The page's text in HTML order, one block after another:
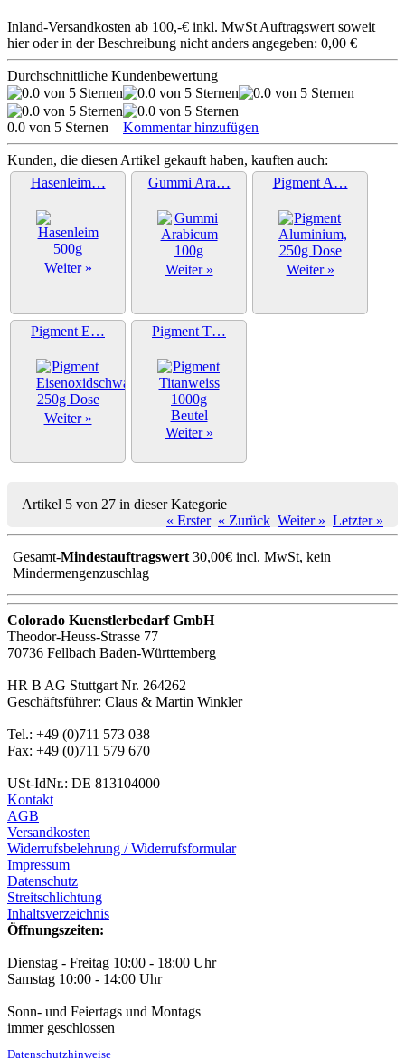
Inland-Versandkosten ab 100,-€ inkl. MwSt Auftragswert soweit
hier oder in der Beschreibung nicht anders angegeben: 0,00 €
Durchschnittliche Kundenbewertung
0.0 von 5 Sternen Kommentar hinzufügen
Kunden, die diesen Artikel gekauft haben, kauften auch:
Hasenleim…
Weiter »
Gummi Ara…
Weiter »
Pigment A…
Weiter »
Pigment E…
Weiter »
Pigment T…
Weiter »
Artikel 5 von 27 in dieser Kategorie
« Erster « Zurück Weiter » Letzter »
Gesamt-Mindestauftragswert 30,00€ incl. MwSt, kein
Mindermengenzuschlag
Colorado Kuenstlerbedarf GmbH
Theodor-Heuss-Strasse 77
70736 Fellbach Baden-Württemberg
HR B AG Stuttgart Nr. 264262
Geschäftsführer: Claus & Martin Winkler
Tel.: +49 (0)711 573 038
Fax: +49 (0)711 579 670
USt-IdNr.: DE 813104000
Kontakt
AGB
Versandkosten
Widerrufsbelehrung / Widerrufsformular
Impressum
Datenschutz
Streitschlichtung
Inhaltsverzeichnis
Öffnungszeiten:
Dienstag - Freitag 10:00 - 18:00 Uhr
Samstag 10:00 - 14:00 Uhr
Sonn- und Feiertags und Montags
immer geschlossen
Datenschutzhinweise